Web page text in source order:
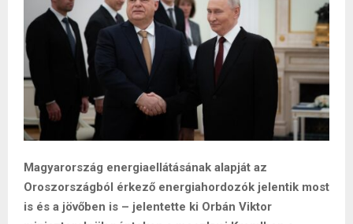
Magyarország energiaellátásának alapját az
Oroszországból érkező energiahordozók jelentik most
is és a jövőben is – jelentette ki Orbán Viktor